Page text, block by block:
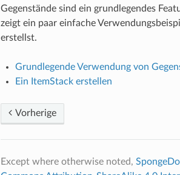
Gegenstände sind ein grundlegendes
zeigt ein paar einfache
erstellst.
Grundlegende Verwendung von
Ein ItemStack erstellen
Vorherige
Except where otherwise noted,